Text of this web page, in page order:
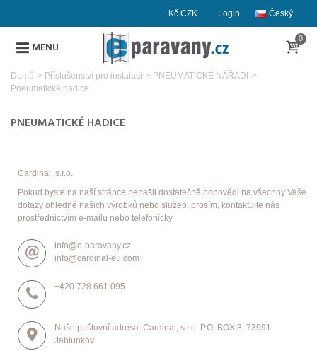
Český
Login
Kč CZK
MENU
0
Domů > Příslušenství pro instalaci > PNEUMATICKÉ NÁŘADÍ
>
Pneumatické hadice
PNEUMATICKÉ HADICE
Cardinal, s.r.o.
Pokud byste na naší stránce nenašli dostatečně odpovědi na všechny Vaše
dotazy ohledně našich výrobků nebo služeb, prosím, kontaktujte nás
prostřednictvím e-mailu nebo telefonicky
info@e-paravany.cz
info@cardinal-eu.com
+420 728 661 095
Naše poštovní adresa: Cardinal, s.r.o. P.O. BOX 8, 73991
Jablunkov